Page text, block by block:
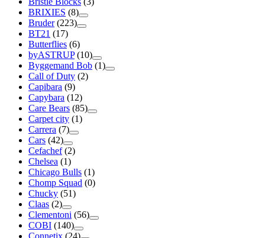
BRIXIES (8)
Bruder (223)
BT21 (17)
Butterflies (6)
byASTRUP (10)
Byggemand Bob (1)
Call of Duty (2)
Capibara (9)
Capybara (12)
Care Bears (85)
Carpet city (1)
Carrera (7)
Cars (42)
Cefachef (2)
Chelsea (1)
Chicago Bulls (1)
Chomp Squad (0)
Chucky (51)
Claas (2)
Clementoni (56)
COBI (140)
Connetix (24)